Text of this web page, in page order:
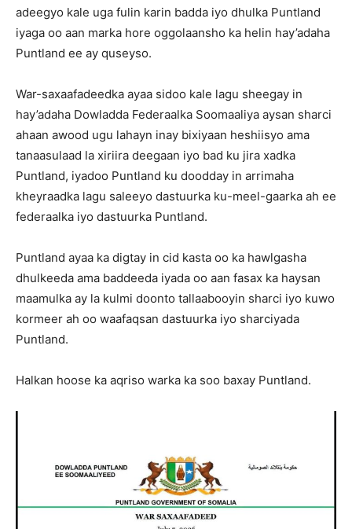
adeegyo kale uga fulin karin badda iyo dhulka Puntland
iyaga oo aan marka hore oggolaansho ka helin hay’adaha
Puntland ee ay quseyso.
War-saxaafadeedka ayaa sidoo kale lagu sheegay in
hay’adaha Dowladda Federaalka Soomaaliya aysan sharci
ahaan awood ugu lahayn inay bixiyaan heshiisyo ama
tanaasulaad la xiriira deegaan iyo bad ku jira xadka
Puntland, iyadoo Puntland ku doodday in arrimaha
kheyraadka lagu saleeyo dastuurka ku-meel-gaarka ah ee
federaalka iyo dastuurka Puntland.
Puntland ayaa ka digtay in cid kasta oo ka hawlgasha
dhulkeeda ama baddeeda iyada oo aan fasax ka haysan
maamulka ay la kulmi doonto tallaabooyin sharci iyo kuwo
kormeer ah oo waafaqsan dastuurka iyo sharciyada
Puntland.
Halkan hoose ka aqriso warka ka soo baxay Puntland.